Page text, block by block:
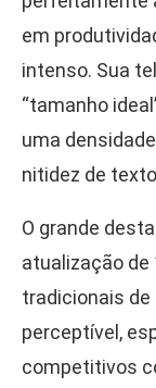
em
intenso. Sua
“tamanho
uma
nitidez de
O grande
atualização de
tradicionais de
perceptível,
competitivos